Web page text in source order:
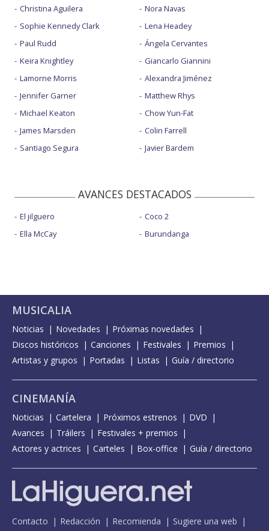
Christina Aguilera
Sophie Kennedy Clark
Paul Rudd
Keira Knightley
Lamorne Morris
Jennifer Garner
Michael Keaton
James Marsden
Santiago Segura
Nora Navas
Lena Headey
Ángela Cervantes
Giancarlo Giannini
Alexandra Jiménez
Matthew Rhys
Chow Yun-Fat
Colin Farrell
Javier Bardem
AVANCES DESTACADOS
El jilguero
Ella McCay
Coco 2
Burundanga
MUSICALIA
Noticias Novedades
Próximas novedades
Discos históricos
Canciones Festivales
Premios
Artistas y grupos
Portadas Listas Guía / directorio
CINEMANÍA
Noticias Cartelera Próximos estrenos
DVD
Avances
Tráilers
Festivales + premios
Actores y actrices
Carteles Box-office Guía / directorio
Contacto Redacción Recomienda Sugiere una web